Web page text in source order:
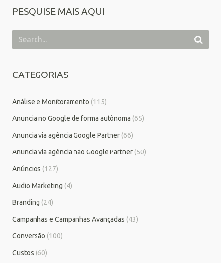
PESQUISE MAIS AQUI
CATEGORIAS
Análise e Monitoramento (115)
Anuncia no Google de forma autônoma (65)
Anuncia via agência Google Partner (66)
Anuncia via agência não Google Partner (50)
Anúncios (127)
Audio Marketing (4)
Branding (24)
Campanhas e Campanhas Avançadas (43)
Conversão (100)
Custos (60)